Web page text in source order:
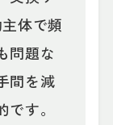
体で頻
問題な
間を減
す。